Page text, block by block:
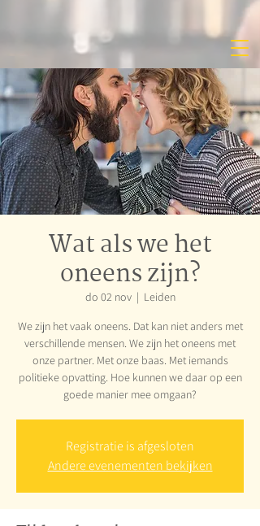
Wat als we het
oneens zijn?
do 02 nov
  |
Leiden
We zijn het vaak oneens. Dat kan niet anders met
verschillende mensen. We zijn het oneens met
onze partner. Met onze baas. Met iemands
politieke opvatting. Hoe kunnen we daar op een
goede manier mee omgaan?
Registratie is afgesloten
Andere evenementen bekijken